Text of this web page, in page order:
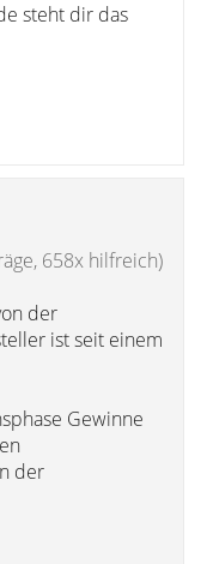
steht dir das
658x hilfreich)
der
ist seit einem
Gewinne
der